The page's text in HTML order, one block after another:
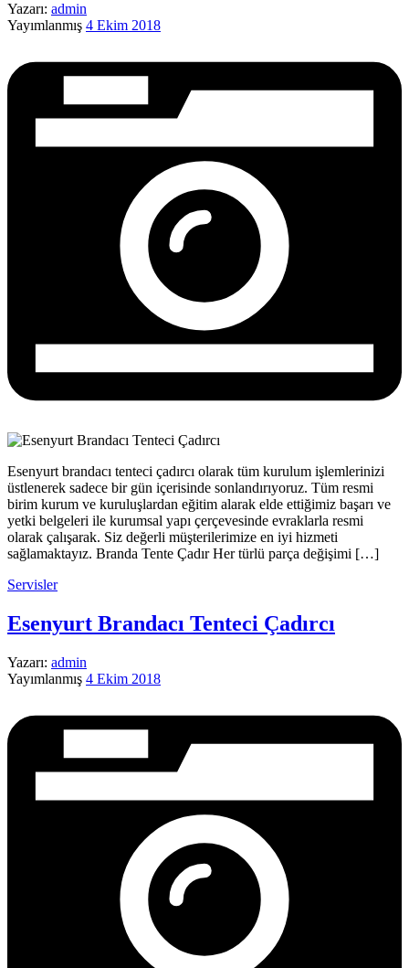
Yazarı: admin
Yayımlanmış 4 Ekim 2018
Esenyurt brandacı tenteci çadırcı olarak tüm kurulum işlemlerinizi
üstlenerek sadece bir gün içerisinde sonlandırıyoruz. Tüm resmi
birim kurum ve kuruluşlardan eğitim alarak elde ettiğimiz başarı ve
yetki belgeleri ile kurumsal yapı çerçevesinde evraklarla resmi
olarak çalışarak. Siz değerli müşterilerimize en iyi hizmeti
sağlamaktayız. Branda Tente Çadır Her türlü parça değişimi […]
Servisler
Esenyurt Brandacı Tenteci Çadırcı
Yazarı: admin
Yayımlanmış 4 Ekim 2018